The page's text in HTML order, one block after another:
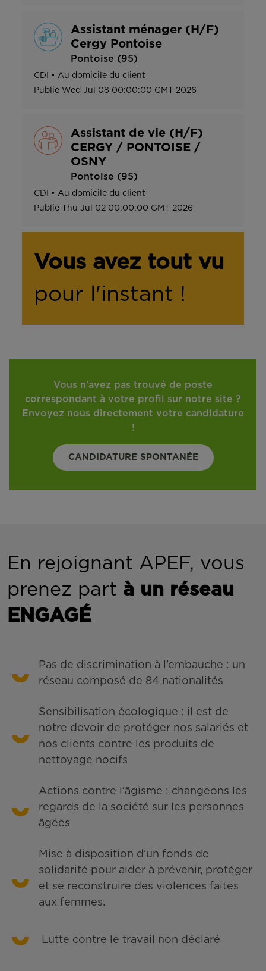
Assistant ménager (H/F)
Cergy Pontoise
Pontoise (95)
CDI • Au domicile du client
Publié Wed Jul 08 00:00:00 GMT 2026
Assistant de vie (H/F)
CERGY / PONTOISE /
OSNY
Pontoise (95)
CDI • Au domicile du client
Publié Thu Jul 02 00:00:00 GMT 2026
Vous avez tout vu
pour l'instant !
Vous n'avez pas trouvé de poste
correspondant à votre profil sur notre site ?
Envoyez nous directement votre candidature
!
CANDIDATURE SPONTANÉE
En rejoignant APEF, vous
prenez part à un réseau
ENGAGÉ
Pas de discrimination à l’embauche : un
réseau composé de 84 nationalités
Sensibilisation écologique : il est de
notre devoir de protéger nos salariés et
nos clients contre les produits de
nettoyage nocifs
Actions contre l’âgisme : changeons les
regards de la société sur les personnes
âgées
Mise à disposition d’un fonds de
solidarité pour aider à prévenir, protéger
et se reconstruire des violences faites
aux femmes.
Lutte contre le travail non déclaré